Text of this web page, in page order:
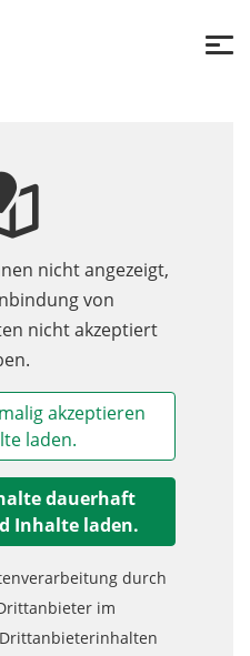
nicht angezeigt,
von
nicht akzeptiert
akzeptieren
laden.
dauerhaft
Inhalte laden.
durch
im